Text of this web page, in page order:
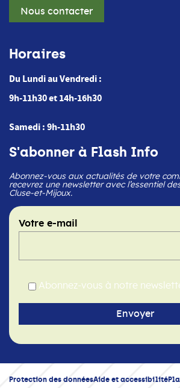
Nous contacter
Horaires
Du Lundi au Vendredi :
9h-11h30 et 14h-16h30
Samedi : 9h-11h30
S'abonner à Flash Info
Abonnez-vous aux actualités de votre
recevrez une newsletter avec l’essentiel
Cluse-et-Mijoux.
Votre e-mail
Abonnez-vous à notre
Protection des donnéesAide et accessibilité